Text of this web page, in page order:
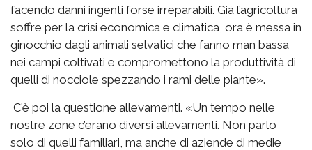
facendo danni ingenti forse irreparabili. Già l’agricoltura
soffre per la crisi economica e climatica, ora è messa in
ginocchio dagli animali selvatici che fanno man bassa
nei campi coltivati e compromettono la produttività di
quelli di nocciole spezzando i rami delle piante».
C’è poi la questione allevamenti. «Un tempo nelle
nostre zone c’erano diversi allevamenti. Non parlo
solo di quelli familiari, ma anche di aziende di medie